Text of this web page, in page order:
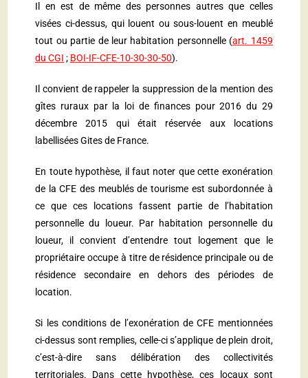
Il en est de même des personnes autres que celles
visées ci-dessus, qui louent ou sous-louent en meublé
tout ou partie de leur habitation personnelle (art. 1459
du CGI ; BOI-IF-CFE-10-30-30-50).
Il convient de rappeler la suppression de la mention des
gîtes ruraux par la loi de finances pour 2016 du 29
décembre 2015 qui était réservée aux locations
labellisées Gites de France.
En toute hypothèse, il faut noter que cette exonération
de la CFE des meublés de tourisme est subordonnée à
ce que ces locations fassent partie de l’habitation
personnelle du loueur. Par habitation personnelle du
loueur, il convient d’entendre tout logement que le
propriétaire occupe à titre de résidence principale ou de
résidence secondaire en dehors des périodes de
location.
Si les conditions de l’exonération de CFE mentionnées
ci-dessus sont remplies, celle-ci s’applique de plein droit,
c’est-à-dire sans délibération des collectivités
territoriales. Dans cette hypothèse, ces locaux sont